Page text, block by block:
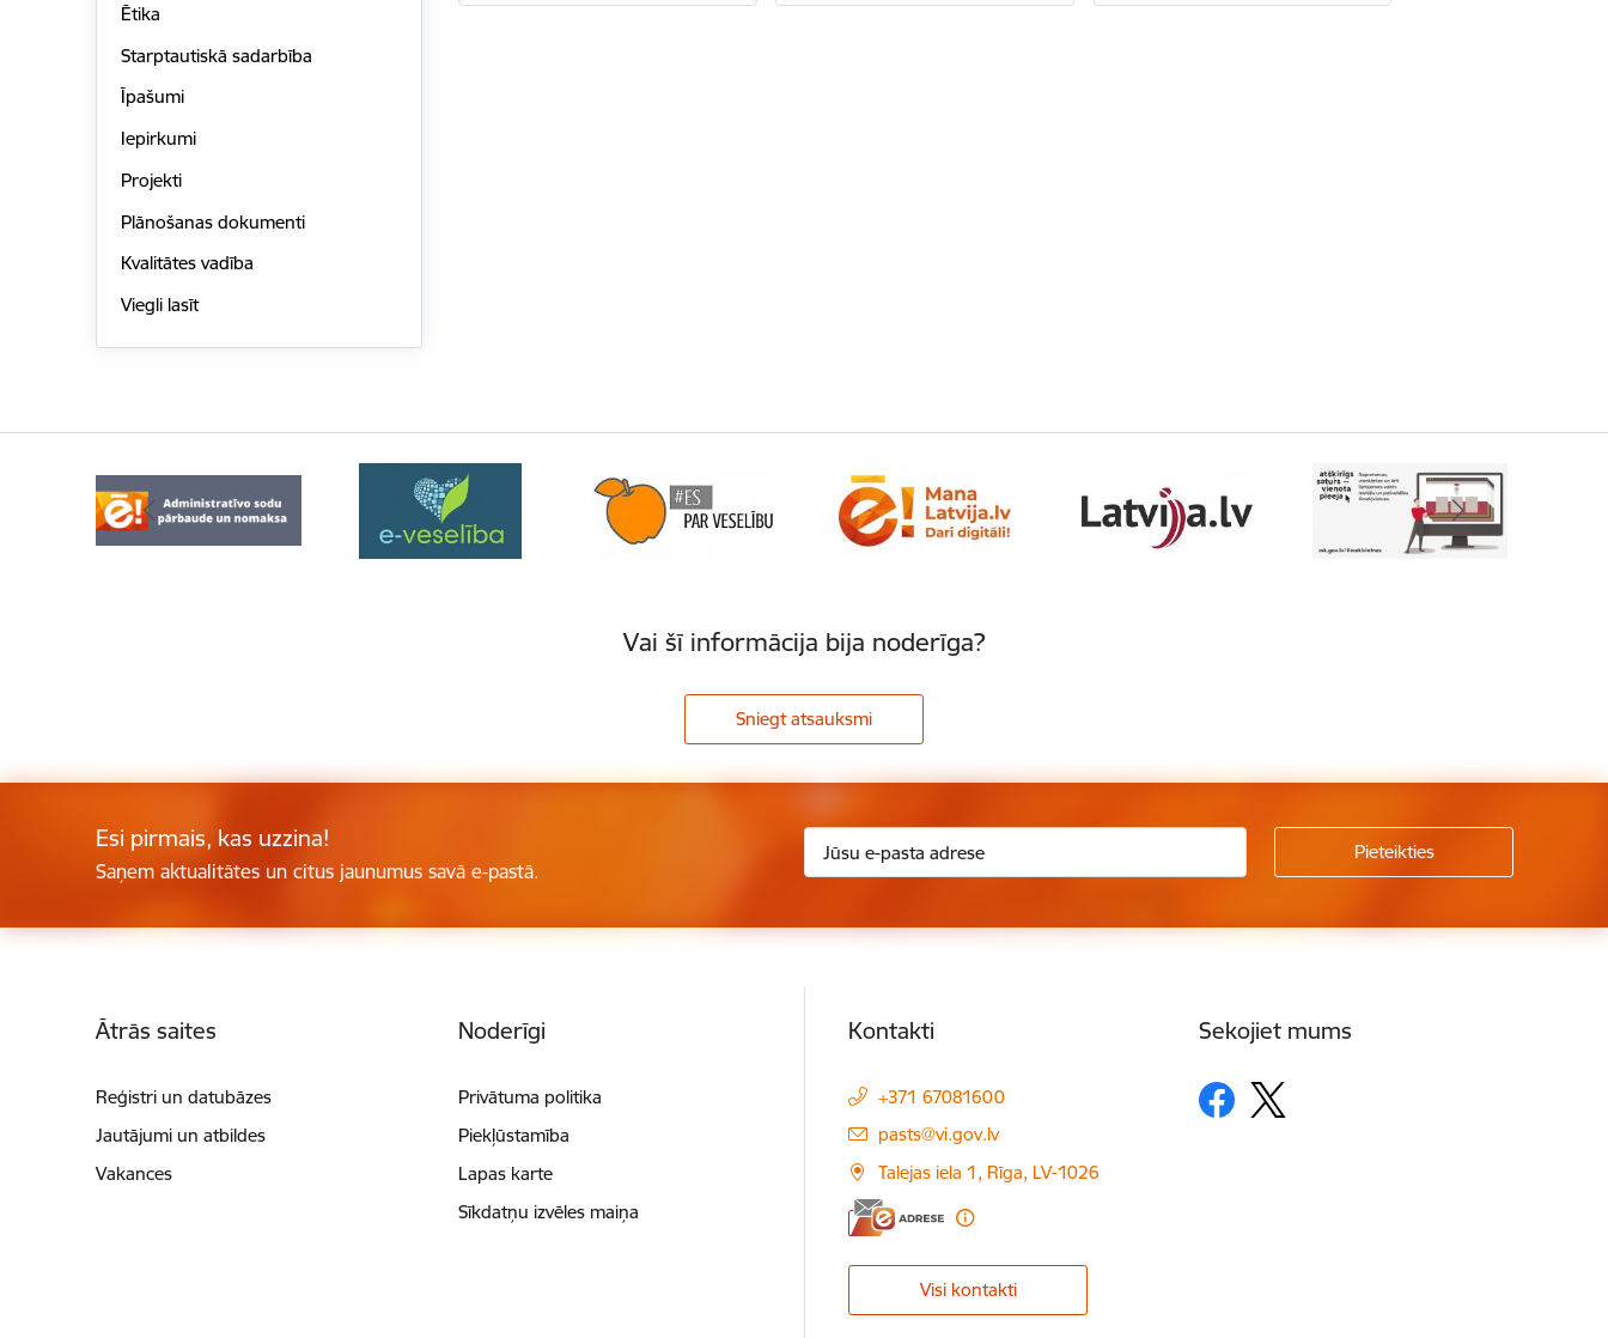
Ētika
Starptautiskā sadarbība
Īpašumi
Iepirkumi
Projekti
Plānošanas dokumenti
Kvalitātes vadība
Viegli lasīt
Vai šī informācija bija noderīga?
Sniegt atsauksmi
Esi pirmais, kas uzzina!
Saņem aktualitātes un citus jaunumus savā e-pastā.
Ātrās saites
Reģistri un datubāzes
Jautājumi un atbildes
Vakances
Noderīgi
Privātuma politika
Piekļūstamība
Lapas karte
Sīkdatņu izvēles maiņa
Kontakti
+371 67081600
E-pasts:
pasts@vi.gov.lv
Talejas iela 1, Rīga, LV-1026
Visi kontakti
Sekojiet mums